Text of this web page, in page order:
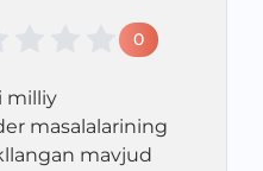
0
milliy
masalalarining
mavjud